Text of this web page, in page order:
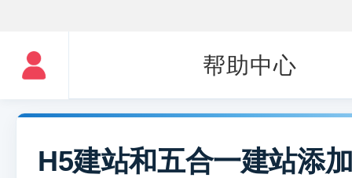
帮助中心
H5建站和五合一建站添